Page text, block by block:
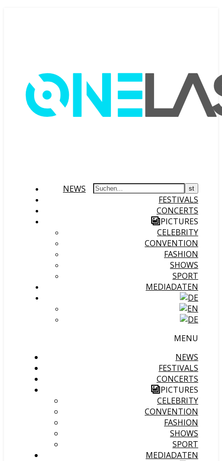
NEWS
FESTIVALS
CONCERTS
PICTURES
CELEBRITY
CONVENTION
FASHION
SHOWS
SPORT
MEDIADATEN
MENU
NEWS
FESTIVALS
CONCERTS
PICTURES
CELEBRITY
CONVENTION
FASHION
SHOWS
SPORT
MEDIADATEN